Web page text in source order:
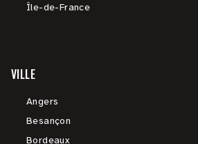
Île-de-France
VILLE
Angers
Besançon
Bordeaux